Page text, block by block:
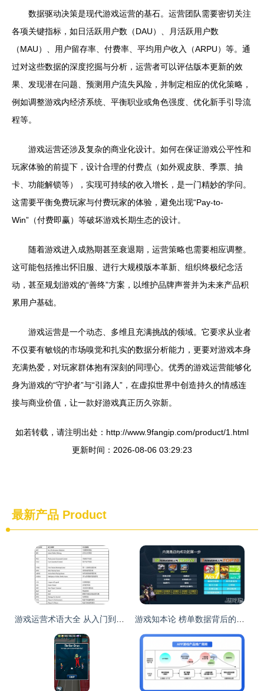
数据驱动决策是现代游戏运营的基石。运营团队需要密切关注
各项关键指标，如日活跃用户数（DAU）、月活跃用户数
（MAU）、用户留存率、付费率、平均用户收入（ARPU）等。通
过对这些数据的深度挖掘与分析，运营者可以评估版本更新的效
果、发现潜在问题、预测用户流失风险，并制定相应的优化策略，
例如调整游戏内经济系统、平衡职业或角色强度、优化新手引导流
程等。
游戏运营还涉及复杂的商业化设计。如何在保证游戏公平性和
玩家体验的前提下，设计合理的付费点（如外观皮肤、季票、抽
卡、功能解锁等），实现可持续的收入增长，是一门精妙的学问。
这需要平衡免费玩家与付费玩家的体验，避免出现“Pay-to-
Win”（付费即赢）等破坏游戏长期生态的设计。
随着游戏进入成熟期甚至衰退期，运营策略也需要相应调整。
这可能包括推出怀旧服、进行大规模版本革新、组织终极纪念活
动，甚至规划游戏的“善终”方案，以维护品牌声誉并为未来产品积
累用户基础。
游戏运营是一个动态、多维且充满挑战的领域。它要求从业者
不仅要有敏锐的市场嗅觉和扎实的数据分析能力，更要对游戏本身
充满热爱，对玩家群体抱有深刻的同理心。优秀的游戏运营能够化
身为游戏的“守护者”与“引路人”，在虚拟世界中创造持久的情感连
接与商业价值，让一款好游戏真正历久弥新。
如若转载，请注明出处：http://www.9fangip.com/product/1.html
更新时间：2026-08-06 03:29:23
最新产品 Product